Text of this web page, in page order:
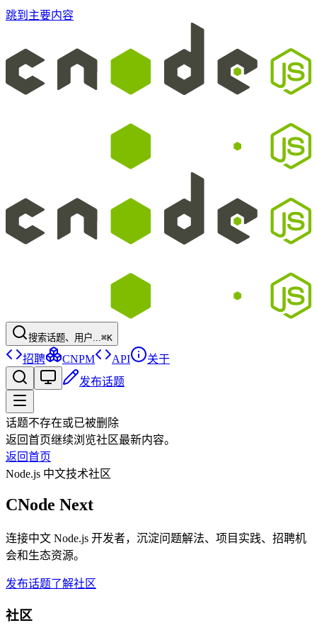
跳到主要内容
搜索话题、用户...⌘K
招聘 CNPM API
关于
发布话题
话题不存在或已被删除
返回首页继续浏览社区最新内容。
返回首页
Node.js 中文技术社区
CNode Next
连接中文 Node.js 开发者，沉淀问题解法、项目实践、招聘机
会和生态资源。
发布话题了解社区
社区